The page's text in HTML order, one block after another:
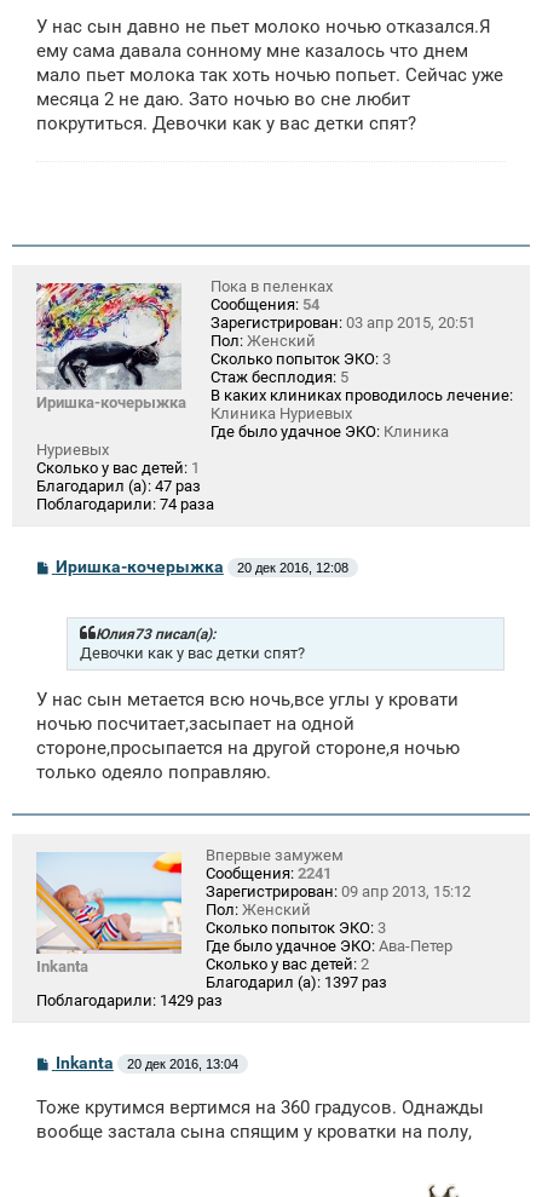
б
щ
н
и
У нас сын давно не пьет молоко ночью отказался.Я
ему сама давала сонному мне казалось что днем
мало пьет молока так хоть ночью попьет. Сейчас уже
месяца 2 не даю. Зато ночью во сне любит
покрутиться. Девочки как у вас детки спят?
Иришка-кочерыжка
Пока в пеленках
Сообщения: 54
Зарегистрирован: 03 апр 2015, 20:51
Пол: Женский
Сколько попыток ЭКО: 3
Стаж бесплодия: 5
В каких клиниках проводилось лечение:
Клиника Нуриевых
Где было удачное ЭКО: Клиника
Нуриевых
Сколько у вас детей: 1
Благодарил (а): 47 раз
Поблагодарили: 74 раза
С
е
Иришка-кочерыжка 20 дек 2016, 12:08
Юлия73 писал(а):
Девочки как у вас детки спят?
У нас сын метается всю ночь,все углы у кровати
ночью посчитает,засыпает на одной
стороне,просыпается на другой стороне,я ночью
только одеяло поправляю.
Inkanta
Впервые замужем
Сообщения: 2241
Зарегистрирован: 09 апр 2013, 15:12
Пол: Женский
Сколько попыток ЭКО: 3
Где было удачное ЭКО: Ава-Петер
Сколько у вас детей: 2
Благодарил (а): 1397 раз
Поблагодарили: 1429 раз
С
б
щ
Inkanta 20 дек 2016, 13:04
Тоже крутимся вертимся на 360 градусов. Однажды
вообще застала сына спящим у кроватки на полу,